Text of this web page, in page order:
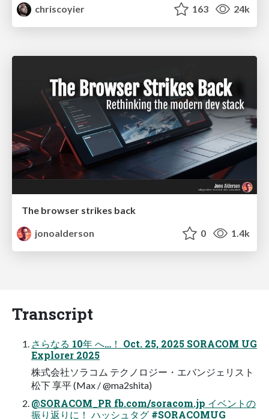
chriscoyier
163 24k
The browser strikes back
jonoalderson
0 1.4k
Transcript
さらなる 10年 へ…！ Oct. 25, 2025 SORACOM UG
Explorer 2025
株式会社ソラコム テクノロジー・エバンジェリスト
松下 享平 (Max / @ma2shita)
@SORACOM_PR fb.com/soracom.jp イベントの
振り返りに！ ハッシュタグ #SORACOMUG